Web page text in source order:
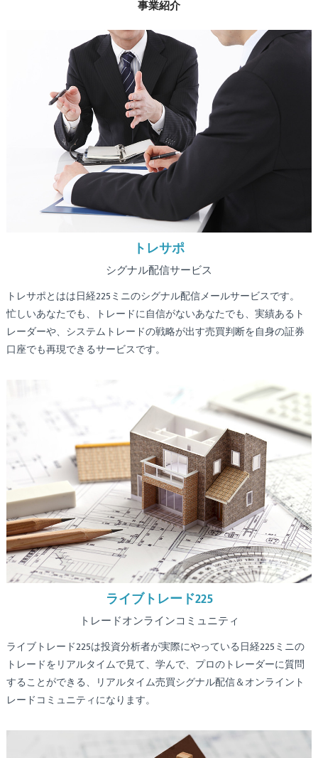
事業紹介
トレサポ
シグナル配信サービス
トレサポとはは日経225ミニのシグナル配信メールサービスです。
忙しいあなたでも、トレードに自信がないあなたでも、実績あるト
レーダーや、システムトレードの戦略が出す売買判断を自身の証券
口座でも再現できるサービスです。
ライブトレード225
トレードオンラインコミュニティ
ライブトレード225は投資分析者が実際にやっている日経225ミニの
トレードをリアルタイムで見て、学んで、プロのトレーダーに質問
することができる、リアルタイム売買シグナル配信＆オンライント
レードコミュニティになります。